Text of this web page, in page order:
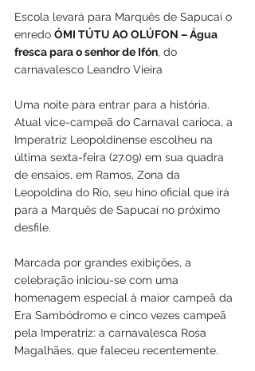
Escola levará para Marquês de Sapucaí o
enredo ÓMI TÚTU AO OLÚFON – Água
fresca para o senhor de Ifón, do
carnavalesco Leandro Vieira
Uma noite para entrar para a história.
Atual vice-campeã do Carnaval carioca, a
Imperatriz Leopoldinense escolheu na
última sexta-feira (27.09) em sua quadra
de ensaios, em Ramos, Zona da
Leopoldina do Rio, seu hino oficial que irá
para a Marquês de Sapucaí no próximo
desfile.
Marcada por grandes exibições, a
celebração iniciou-se com uma
homenagem especial à maior campeã da
Era Sambódromo e cinco vezes campeã
pela Imperatriz: a carnavalesca Rosa
Magalhães, que faleceu recentemente.